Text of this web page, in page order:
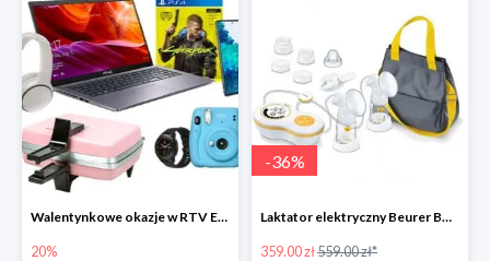
Walentynkowe okazje w RTV EURO AGD do -20%
20%
-36%
Laktator elektryczny Beurer BY 70 -35%
359.00 zł559.00 zł*